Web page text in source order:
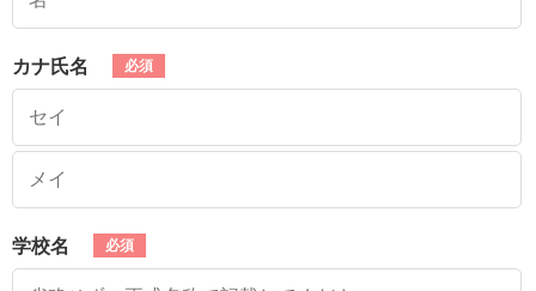
カナ氏名
学校名